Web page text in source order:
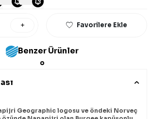
Favorilere Ekle
Benzer Ürünler
Geographic logosu ve öndeki Norveç